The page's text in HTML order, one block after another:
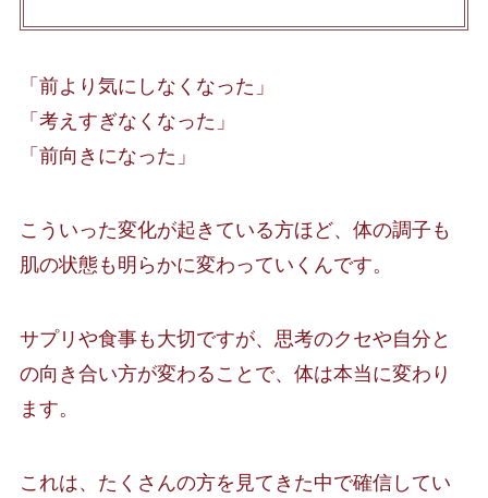
「前より気にしなくなった」
「考えすぎなくなった」
「前向きになった」
こういった変化が起きている方ほど、体の調子も
肌の状態も明らかに変わっていくんです。
サプリや食事も大切ですが、思考のクセや自分と
の向き合い方が変わることで、体は本当に変わり
ます。
これは、たくさんの方を見てきた中で確信してい